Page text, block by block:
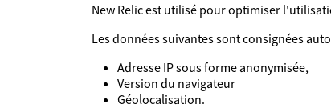
New Relic est utilisé pour optimiser
Les données suivantes sont consignées
Adresse IP sous forme anonymisée,
Version du navigateur
Géolocalisation.